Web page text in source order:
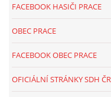
FACEBOOK HASIČI PRACE
OBEC PRACE
FACEBOOK OBEC PRACE
OFICIÁLNÍ STRÁNKY SDH ČR